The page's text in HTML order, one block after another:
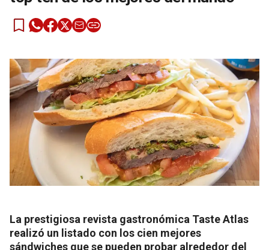
La prestigiosa revista gastronómica Taste Atlas
realizó un listado con los cien mejores
sándwiches que se pueden probar alrededor del